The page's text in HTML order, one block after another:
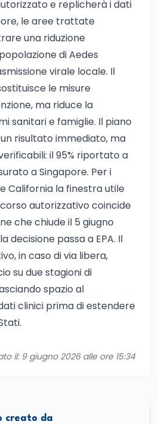
e replicherà i dati
le aree trattate
una riduzione
di Aedes
virale locale. Il
le misure
ma riduce la
sanitari e famiglie. Il piano
risultato immediato, ma
il 95% riportato a
a Singapore. Per i
California la finestra utile
autorizzativo coincide
che chiude il 5 giugno
decisione passa a EPA. Il
in caso di via libera,
su due stagioni di
spazio al
clinici prima di estendere
il: 9 giugno 2026 alle ore 15:34
creato da